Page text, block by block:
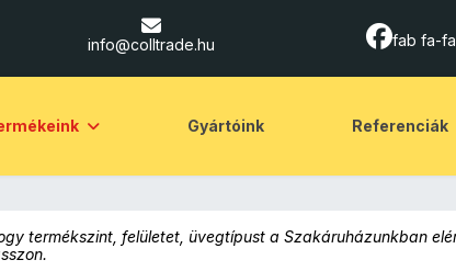
info@colltrade.hu fab fa-
Gyártóink Referenciák
termékszint, felületet, üvegtípust a Szakáruházunkban